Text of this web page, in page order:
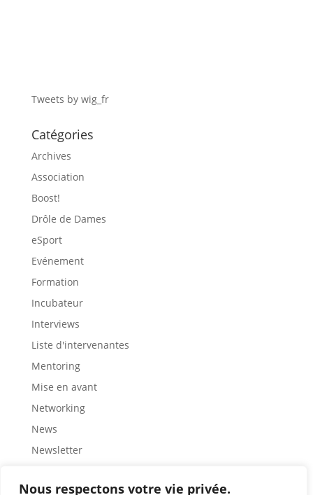
Nous respectons votre vie privée.
Tweets by wig_fr
Catégories
Archives
Association
Boost!
Drôle de Dames
eSport
Evénement
Formation
Incubateur
Interviews
Liste d'intervenantes
Mentoring
Mise en avant
Networking
News
Newsletter
Rencontre